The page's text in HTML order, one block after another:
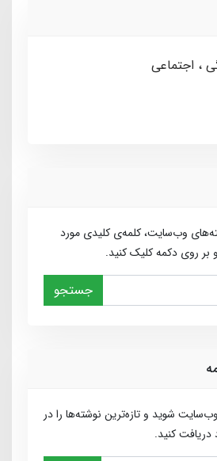
، اجتماعی
وب‌سایت، کلمه‌ی کلیدی مورد
بر روی دکمه کلیک کنید.
جستجو
شوید و تازه‌ترین نوشته‌ها را در
کنید.